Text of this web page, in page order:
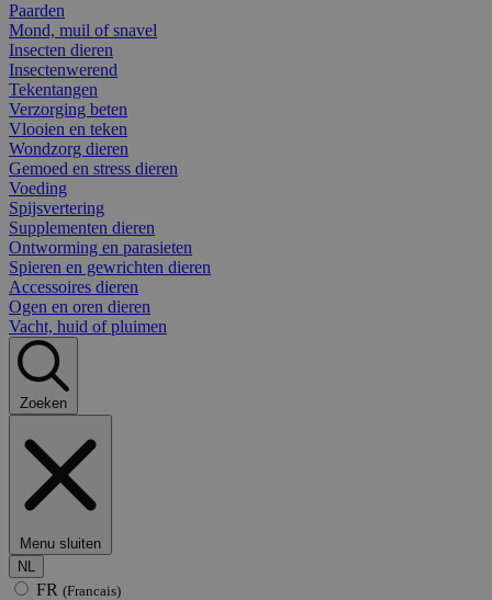
Paarden
Mond, muil of snavel
Insecten dieren
Insectenwerend
Tekentangen
Verzorging beten
Vlooien en teken
Wondzorg dieren
Gemoed en stress dieren
Voeding
Spijsvertering
Supplementen dieren
Ontworming en parasieten
Spieren en gewrichten dieren
Accessoires dieren
Ogen en oren dieren
Vacht, huid of pluimen
Zoeken
Menu sluiten
NL
FR (Francais)